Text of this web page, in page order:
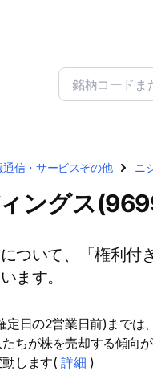
通信・サービスその他 ニ
ングス
ついて、「権利
ます。
定日の2営業日前)まで
ちが株を売却する傾向
します( 詳細 )